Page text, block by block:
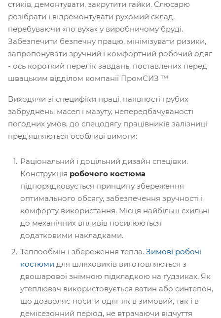
стиків, демонтувати, закрутити гайки. Слюсарю
розібрати і відремонтувати рухомий склад,
перебуваючи «по вуха» у виробничому бруді.
Забезпечити безпечну працю, мінімізувати ризики,
запропонувати зручний і комфортний робочий одяг
- ось короткий перелік завдань, поставлених перед
швацьким відділом компанії ПромСИЗ ™
Виходячи зі специфіки праці, наявності грубих
забруднень, масел і мазуту, непередбачуваності
погодних умов, до спецодягу працівників залізниці
пред'являються особливі вимоги:
Раціональний і доцільний дизайн спецівки.
Конструкція робочого костюма
підпорядковується принципу збереження
оптимального обсягу, забезпечення зручності і
комфорту використання. Місця найбільш схильні
до механічних впливів посилюються
додатковими накладками.
Теплообмін і збереження тепла. Зимові робочі
костюми для шляховиків виготовляються з
двошарової знімною підкладкою на ґудзиках. Як
утеплювач використовується ватин або синтепон,
що дозволяє носити одяг як в зимовий, так і в
демісезонний період, не втрачаючи відчуття